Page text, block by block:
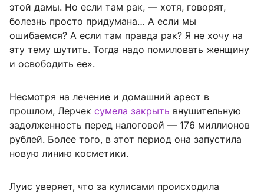
этой дамы. Но если там рак, — хотя, говорят,
болезнь просто придумана… А если мы
ошибаемся? А если там правда рак? Я не хочу на
эту тему шутить. Тогда надо помиловать женщину
и освободить ее».
Несмотря на лечение и домашний арест в
прошлом, Лерчек сумела закрыть внушительную
задолженность перед налоговой — 176 миллионов
рублей. Более того, в этот период она запустила
новую линию косметики.
Луис уверяет, что за кулисами происходила